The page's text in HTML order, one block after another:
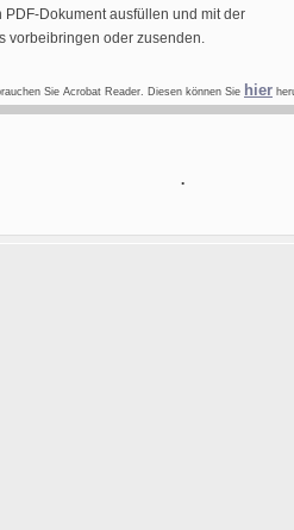
Dokument ausfüllen und mit der
vorbeibringen oder zusenden.
Sie Acrobat Reader. Diesen können Sie hier
.